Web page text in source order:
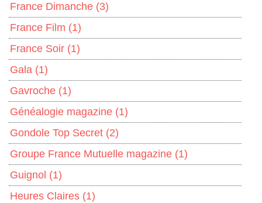
France Dimanche (3)
France Film (1)
France Soir (1)
Gala (1)
Gavroche (1)
Généalogie magazine (1)
Gondole Top Secret (2)
Groupe France Mutuelle magazine (1)
Guignol (1)
Heures Claires (1)